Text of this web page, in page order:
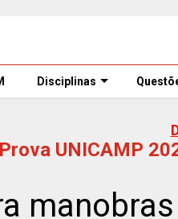
Disciplinas
Prova UNICAMP